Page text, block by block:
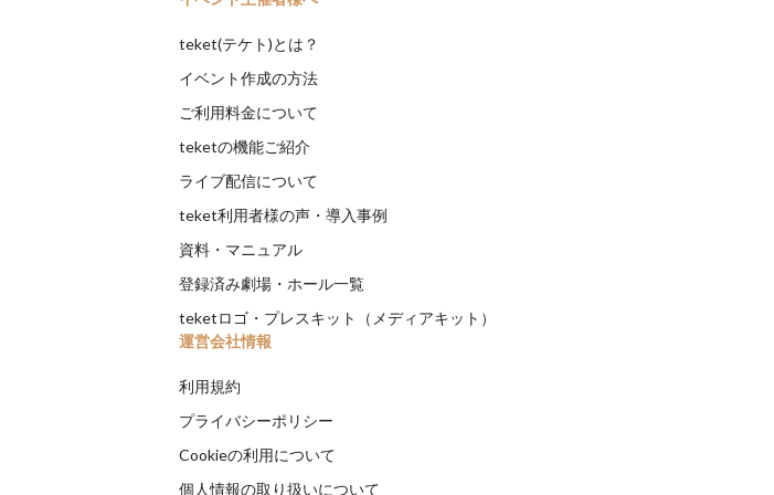
teket(テケト)とは？
イベント作成の方法
ご利用料金について
teketの機能ご紹介
ライブ配信について
teket利用者様の声・導入事例
資料・マニュアル
登録済み劇場・ホール一覧
teketロゴ・プレスキット（メディアキット）
運営会社情報
利用規約
プライバシーポリシー
Cookieの利用について
個人情報の取り扱いについて